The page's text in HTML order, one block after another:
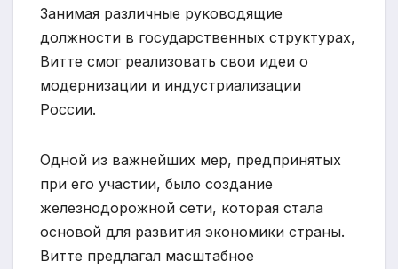
Занимая различные руководящие
должности в государственных структурах,
Витте смог реализовать свои идеи о
модернизации и индустриализации
России.
Одной из важнейших мер, предпринятых
при его участии, было создание
железнодорожной сети, которая стала
основой для развития экономики страны.
Витте предлагал масштабное